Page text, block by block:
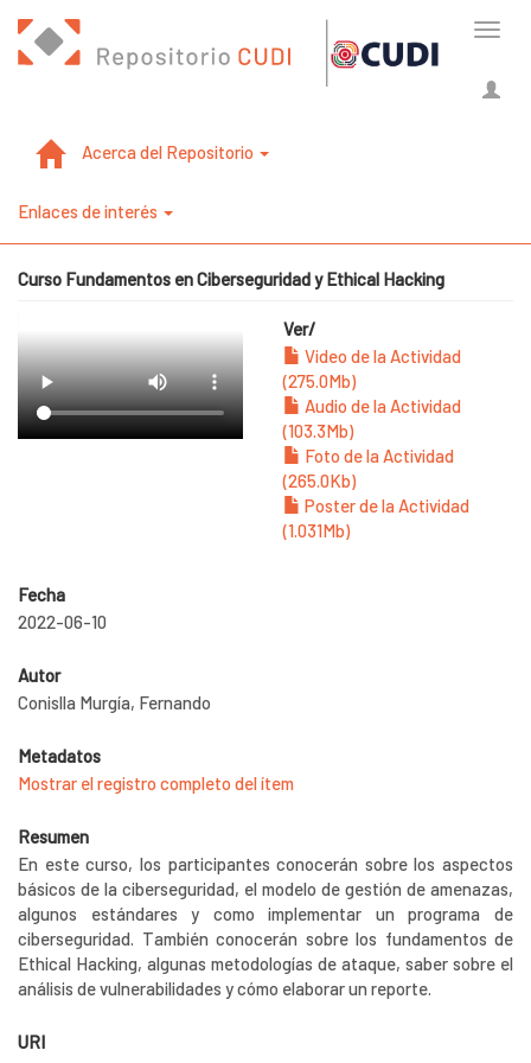
Acerca del Repositorio
Enlaces de interés
Curso Fundamentos en Ciberseguridad y Ethical Hacking
Ver/
Video de la Actividad
(275.0Mb)
Audio de la Actividad
(103.3Mb)
Foto de la Actividad
(265.0Kb)
Poster de la Actividad
(1.031Mb)
Fecha
2022-06-10
Autor
Conislla Murgía, Fernando
Metadatos
Mostrar el registro completo del ítem
Resumen
En este curso, los participantes conocerán sobre los aspectos
básicos de la ciberseguridad, el modelo de gestión de amenazas,
algunos estándares y como implementar un programa de
ciberseguridad. También conocerán sobre los fundamentos de
Ethical Hacking, algunas metodologías de ataque, saber sobre el
análisis de vulnerabilidades y cómo elaborar un reporte.
URI